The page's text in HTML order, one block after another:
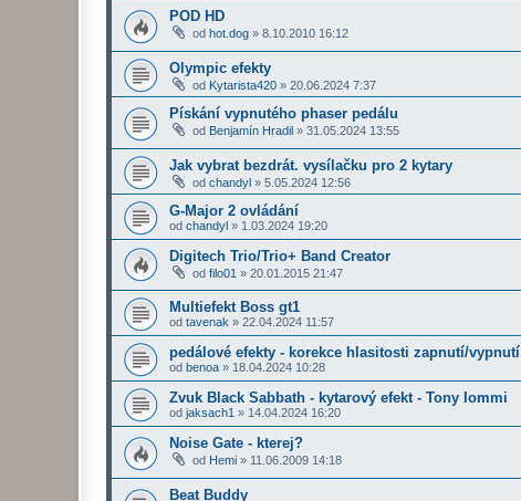
POD HD
od hot.dog » 8.10.2010 16:12
Olympic efekty
od Kytarista420 » 20.06.2024 7:37
Pískání vypnutého phaser pedálu
od Benjamín Hradil » 31.05.2024 13:55
Jak vybrat bezdrát. vysílačku pro 2 kytary
od chandyl » 5.05.2024 12:56
G-Major 2 ovládání
od chandyl » 1.03.2024 19:20
Digitech Trio/Trio+ Band Creator
od filo01 » 20.01.2015 21:47
Multiefekt Boss gt1
od tavenak » 22.04.2024 11:57
pedálové efekty - korekce hlasitosti zapnutí/vypnutí
od benoa » 18.04.2024 10:28
Zvuk Black Sabbath - kytarový efekt - Tony Iommi
od jaksach1 » 14.04.2024 16:20
Noise Gate - kterej?
od Hemi » 11.06.2009 14:18
Beat Buddy